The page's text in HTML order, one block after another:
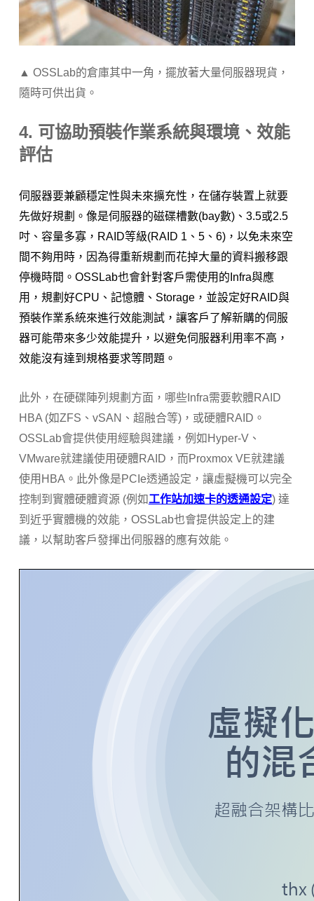
▲ OSSLab的倉庫其中一角，擺放著大量伺服器現貨，
隨時可供出貨。
4. 可協助預裝作業系統與環境、效能
評估
伺服器要兼顧穩定性與未來擴充性，在儲存裝置上就要
先做好規劃。像是伺服器的磁碟槽數(bay數)、3.5或2.5
吋、容量多寡，RAID等級(RAID 1、5、6)，以免未來空
間不夠用時，因為得重新規劃而花掉大量的資料搬移跟
停機時間。OSSLab也會針對客戶需使用的Infra與應
用，規劃好CPU、記憶體、Storage，並設定好RAID與
預裝作業系統來進行效能測試，讓客戶了解新購的伺服
器可能帶來多少效能提升，以避免伺服器利用率不高，
效能沒有達到規格要求等問題。
此外，在硬碟陣列規劃方面，哪些Infra需要軟體RAID
HBA (如ZFS、vSAN、超融合等)，或硬體RAID。
OSSLab會提供使用經驗與建議，例如Hyper-V、
VMware就建議使用硬體RAID，而Proxmox VE就建議
使用HBA。此外像是PCIe透通設定，讓虛擬機可以完全
控制到實體硬體資源 (例如工作站加速卡的透通設定) 達
到近乎實體機的效能，OSSLab也會提供設定上的建
議，以幫助客戶發揮出伺服器的應有效能。